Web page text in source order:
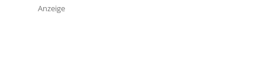
Anzeige